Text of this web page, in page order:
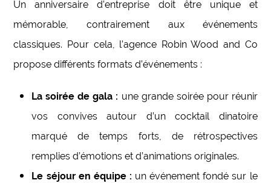
Un anniversaire d’entreprise doit être unique et
mémorable, contrairement aux événements
classiques. Pour cela, l’agence Robin Wood and Co
propose différents formats d’événements :
La soirée de gala : une grande soirée pour réunir
vos convives autour d’un cocktail dinatoire
marqué de temps forts, de rétrospectives
remplies d’émotions et d’animations originales.
Le séjour en équipe : un événement fondé sur le